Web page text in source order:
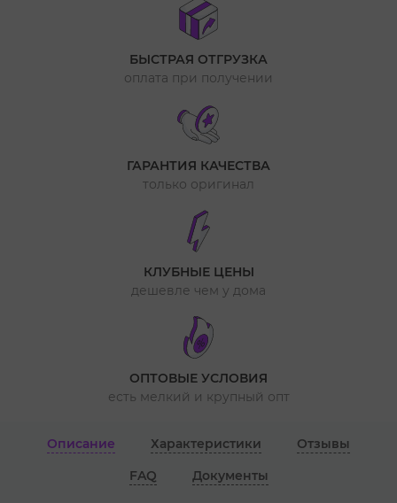
БЫСТРАЯ ОТГРУЗКА
оплата при получении
ГАРАНТИЯ КАЧЕСТВА
только оригинал
КЛУБНЫЕ ЦЕНЫ
дешевле чем у дома
ОПТОВЫЕ УСЛОВИЯ
есть мелкий и крупный опт
Описание Характеристики
Отзывы
FAQ
Документы